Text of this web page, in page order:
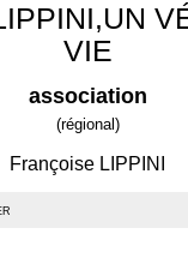
VIE
association
(régional)
Françoise LIPPINI